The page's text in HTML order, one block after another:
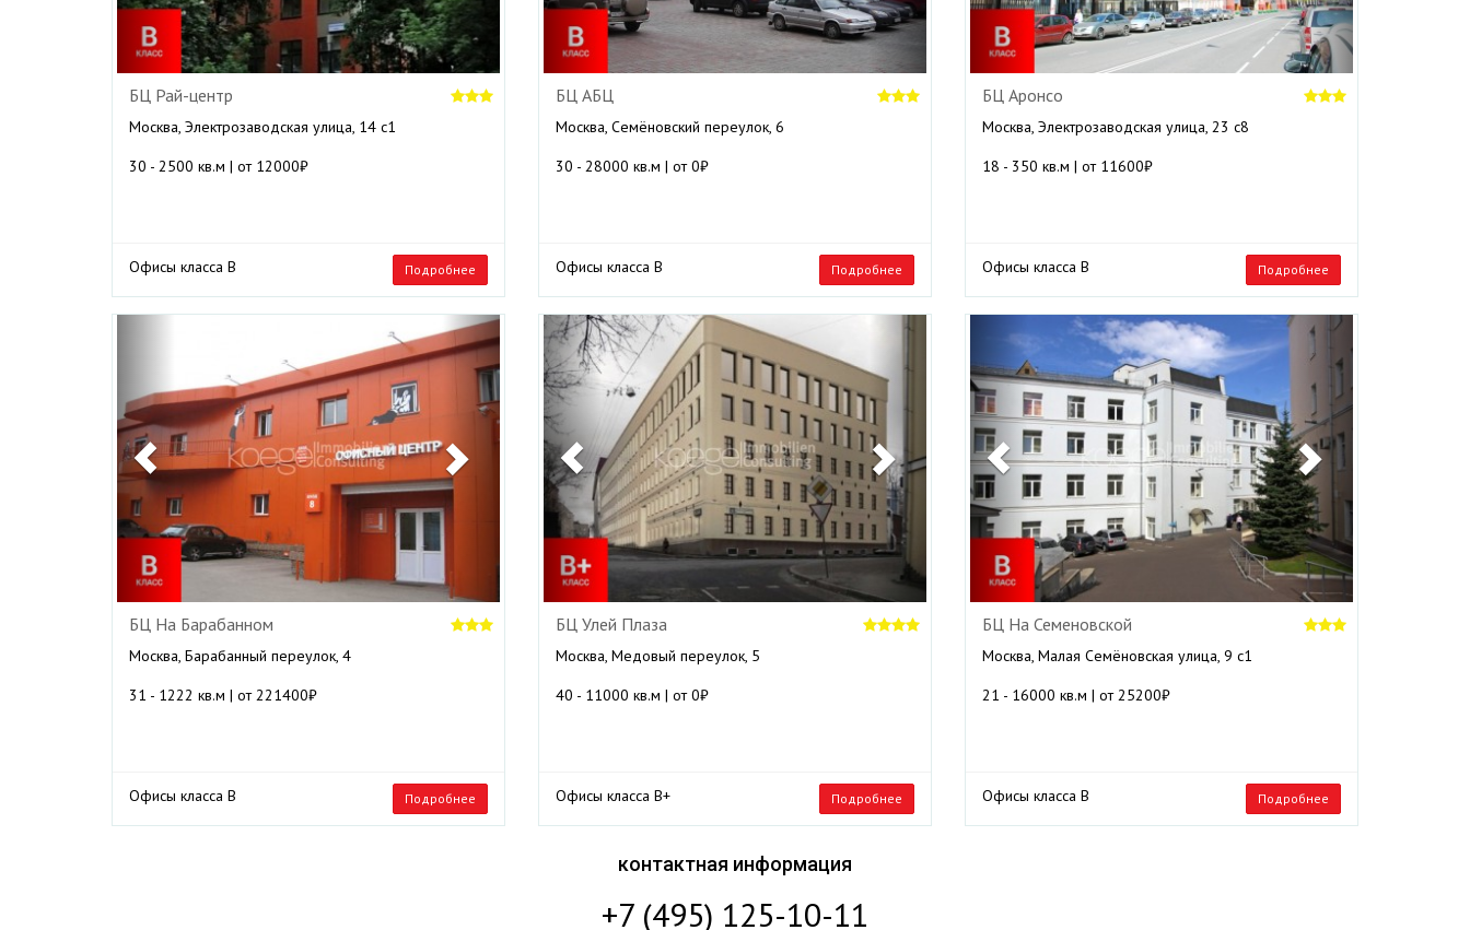
БЦ Рай-центр
Москва, Электрозаводская улица, 14 с1
30 - 2500 кв.м | от 12000₽
Офисы класса B Подробнее
БЦ АБЦ
Москва, Семёновский переулок, 6
30 - 28000 кв.м | от 0₽
Офисы класса B Подробнее
БЦ Аронсо
Москва, Электрозаводская улица, 23 с8
18 - 350 кв.м | от 11600₽
Офисы класса B Подробнее
Next
БЦ На Барабанном
Москва, Барабанный переулок, 4
31 - 1222 кв.м | от 221400₽
Офисы класса B Подробнее
Previous Next
БЦ Улей Плаза
Москва, Медовый переулок, 5
40 - 11000 кв.м | от 0₽
Офисы класса B+ Подробнее
Previous Next
БЦ На Семеновской
Москва, Малая Семёновская улица, 9 с1
21 - 16000 кв.м | от 25200₽
Офисы класса B Подробнее
контактная информация
+7 (495) 125-10-11